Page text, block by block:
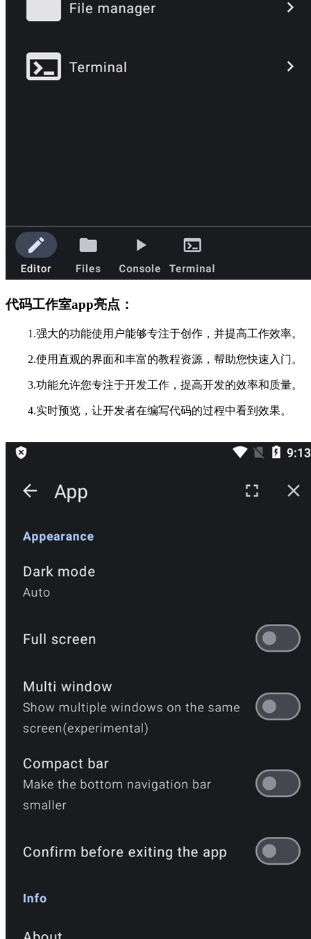
代码工作室app亮点：
1.强大的功能使用户能够专注于创作，并提高工作效率。
2.使用直观的界面和丰富的教程资源，帮助您快速入门。
3.功能允许您专注于开发工作，提高开发的效率和质量。
4.实时预览，让开发者在编写代码的过程中看到效果。